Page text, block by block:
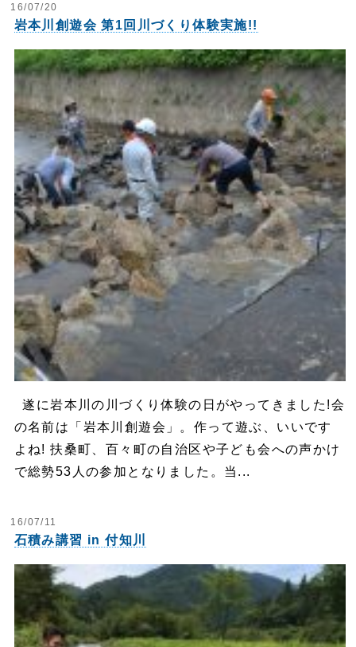
16/07/20
岩本川創遊会 第1回川づくり体験実施!!
遂に岩本川の川づくり体験の日がやってきました!会
の名前は「岩本川創遊会」。作って遊ぶ、いいです
よね! 扶桑町、百々町の自治区や子ども会への声かけ
で総勢53人の参加となりました。当...
16/07/11
石積み講習 in 付知川